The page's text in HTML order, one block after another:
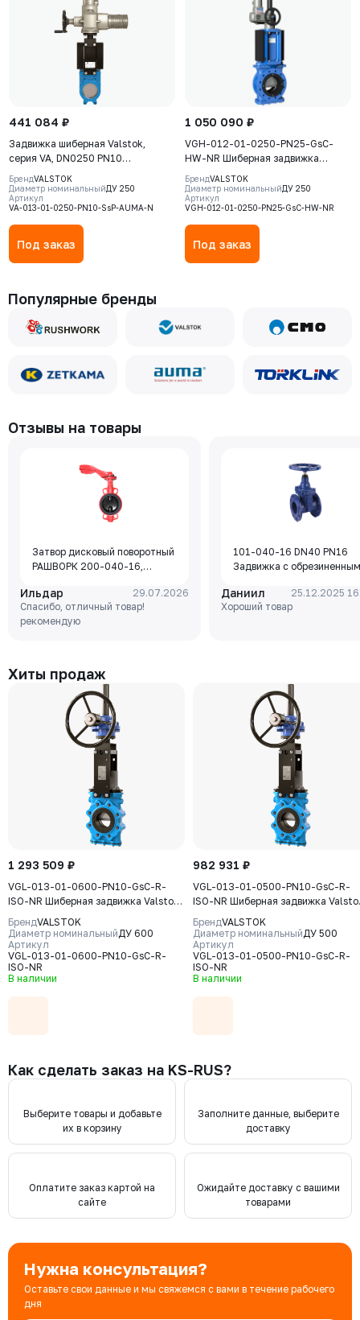
441 084 ₽
Задвижка шиберная Valstok,
серия VA, DN0250 PN10
невыдвижной шток, корпус GJS-
400-15 (GGG40), нож AISI 304,
NBR, Электропривод AUMA SA
БрендVALSTOK
Диаметр номинальныйДУ 250
Артикул
VA-013-01-0250-PN10-SsP-AUMA-N
Под заказ
1 050 090 ₽
VGH-012-01-0250-PN25-GsC-
HW-NR Шиберная задвижка
Valstok, серия VGH, DN0250,
PN25, штурвал, выдвижной шток,
корпус GJS-500-7 (GGG50), нож
Natural Rubber
БрендVALSTOK
Диаметр номинальныйДУ 250
Артикул
VGH-012-01-0250-PN25-GsC-HW-NR
Под заказ
Популярные бренды
Отзывы на товары
Затвор дисковый поворотный
РАШВОРК 200-040-16,
250 (GG25), диск - GJS-400-
15 (GGG40), уплотнение -
EPDM, М/Ф, рукоятка
Ильдар
29.07.2026
Спасибо, отличный товар!
рекомендую
101-040-16 DN40 PN16
Задвижка с обрезиненным
чугун, клин-EPDM,
Tmax=110°C Ф/Ф
Даниил
25.12.2025
Хороший товар
Хиты продаж
1 293 509 ₽
VGL-013-01-0600-PN10-GsC-R-
ISO-NR Шиберная задвижка Valstok,
серия VGL, DN 0600, PN10, редуктор
(ISO-фланец), выдвижной шток,
корпус GJS-400-15 (GGG40) нож
AISI304, уплотнение Natural Rubber
БрендVALSTOK
Диаметр номинальныйДУ 600
Артикул
VGL-013-01-0600-PN10-GsC-R-
ISO-NR
В наличии
982 931 ₽
VGL-013-01-0500-PN10-GsC-R-
ISO-NR Шиберная задвижка
серия VGL, DN 0500, PN10,
(ISO-фланец) выдвижной шток,
корпус GJS-400-15 (GGG40) нож
AISI304, уплотнение Natural
БрендVALSTOK
Диаметр номинальныйДУ 500
Артикул
VGL-013-01-0500-PN10-GsC-R-
ISO-NR
В наличии
Как сделать заказ на KS-RUS?
Выберите товары и добавьте
их в корзину
Заполните данные, выберите
доставку
Оплатите заказ картой на
сайте
Ожидайте доставку с вашими
товарами
Нужна консультация?
Оставьте свои данные и мы свяжемся с вами в течение рабочего
дня